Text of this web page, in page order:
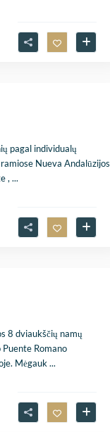
pagal individualų
Nueva Andalūzijos
, ...
8 dviaukščių namų
Romano
Mėgauk...